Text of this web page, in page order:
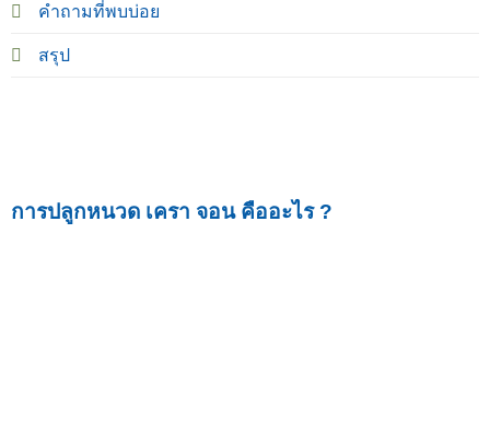
คำถามที่พบบ่อย
สรุป
การปลูกหนวด เครา จอน คืออะไร ?